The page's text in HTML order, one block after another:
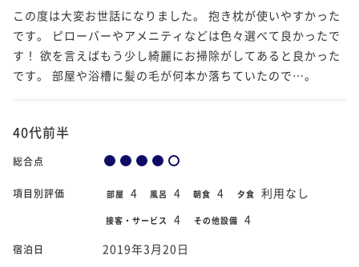
この度は大変お世話になりました。 抱き枕が使いやすかった
です。 ピローバーやアメニティなどは色々選べて良かったで
す！ 欲を言えばもう少し綺麗にお掃除がしてあると良かった
です。 部屋や浴槽に髪の毛が何本か落ちていたので…。
40代前半
総合点
項目別評価 部屋 4 風呂 4 朝食 4 夕食 利用なし
接客・サービス 4 その他設備 4
宿泊日
2019年3月20日